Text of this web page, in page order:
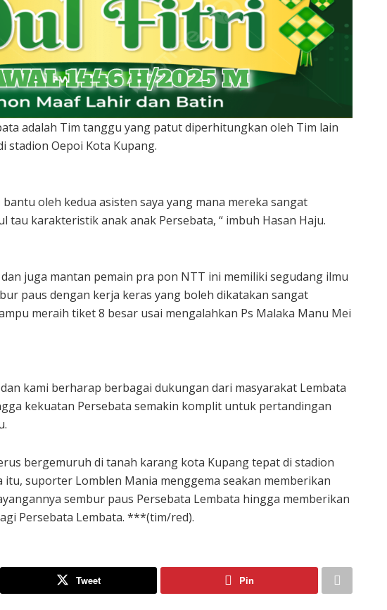
adalah Tim tanggu yang patut diperhitungkan oleh Tim lain
stadion Oepoi Kota Kupang.
oleh kedua asisten saya yang mana mereka sangat
tau karakteristik anak anak Persebata, “ imbuh Hasan Haju.
juga mantan pemain pra pon NTT ini memiliki segudang ilmu
paus dengan kerja keras yang boleh dikatakan sangat
meraih tiket 8 besar usai mengalahkan Ps Malaka Manu Mei
kami berharap berbagai dukungan dari masyarakat Lembata
kekuatan Persebata semakin komplit untuk pertandingan
bergemuruh di tanah karang kota Kupang tepat di stadion
itu, suporter Lomblen Mania menggema seakan memberikan
sembur paus Persebata Lembata hingga memberikan
Persebata Lembata. ***(tim/red).
Tweet Pin